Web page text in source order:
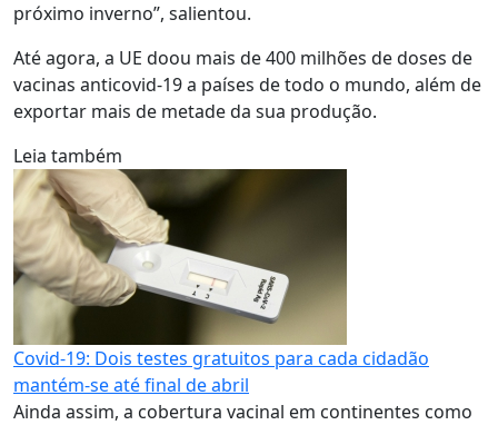
próximo inverno”, salientou.
Até agora, a UE doou mais de 400 milhões de doses de
vacinas anticovid-19 a países de todo o mundo, além de
exportar mais de metade da sua produção.
Leia também
Covid-19: Dois testes gratuitos para cada cidadão
mantém-se até final de abril
Ainda assim, a cobertura vacinal em continentes como